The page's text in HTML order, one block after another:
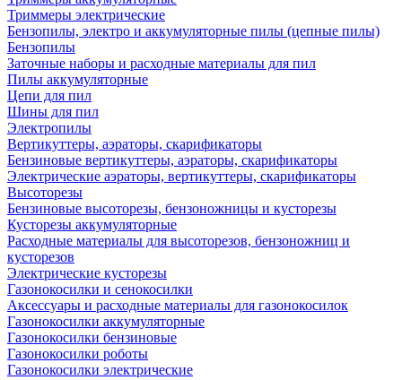
Триммеры электрические
Бензопилы, электро и аккумуляторные пилы (цепные пилы)
Бензопилы
Заточные наборы и расходные материалы для пил
Пилы аккумуляторные
Цепи для пил
Шины для пил
Электропилы
Вертикуттеры, аэраторы, скарификаторы
Бензиновые вертикуттеры, аэраторы, скарификаторы
Электрические аэраторы, вертикуттеры, скарификаторы
Высоторезы
Бензиновые высоторезы, бензоножницы и кусторезы
Кусторезы аккумуляторные
Расходные материалы для высоторезов, бензоножниц и
кусторезов
Электрические кусторезы
Газонокосилки и сенокосилки
Аксессуары и расходные материалы для газонокосилок
Газонокосилки аккумуляторные
Газонокосилки бензиновые
Газонокосилки роботы
Газонокосилки электрические